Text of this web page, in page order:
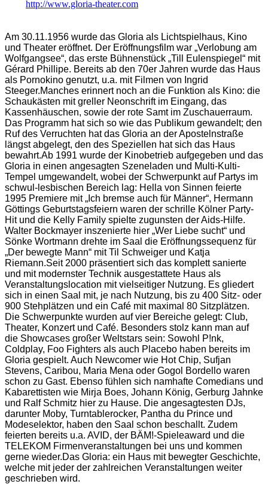
http://www.gloria-theater.com
Am 30.11.1956 wurde das Gloria als Lichtspielhaus, Kino
und Theater eröffnet. Der Eröffnungsfilm war „Verlobung am
Wolfgangsee“, das erste Bühnenstück „Till Eulenspiegel“ mit
Gérard Phillipe. Bereits ab den 70er Jahren wurde das Haus
als Pornokino genutzt, u.a. mit Filmen von Ingrid
Steeger.Manches erinnert noch an die Funktion als Kino: die
Schaukästen mit greller Neonschrift im Eingang, das
Kassenhäuschen, sowie der rote Samt im Zuschauerraum.
Das Programm hat sich so wie das Publikum gewandelt; den
Ruf des Verruchten hat das Gloria an der Apostelnstraße
längst abgelegt, den des Speziellen hat sich das Haus
bewahrt.Ab 1991 wurde der Kinobetrieb aufgegeben und das
Gloria in einen angesagten Szeneladen und Multi-Kulti-
Tempel umgewandelt, wobei der Schwerpunkt auf Partys im
schwul-lesbischen Bereich lag: Hella von Sinnen feierte
1995 Premiere mit „Ich bremse auch für Männer“, Hermann
Göttings Geburtstagsfeiern waren der schrille Kölner Party-
Hit und die Kelly Family spielte zugunsten der Aids-Hilfe.
Walter Bockmayer inszenierte hier „Wer Liebe sucht“ und
Sönke Wortmann drehte im Saal die Eröffnungssequenz für
„Der bewegte Mann“ mit Til Schweiger und Katja
Riemann.Seit 2000 präsentiert sich das komplett sanierte
und mit modernster Technik ausgestattete Haus als
Veranstaltungslocation mit vielseitiger Nutzung. Es gliedert
sich in einen Saal mit, je nach Nutzung, bis zu 400 Sitz- oder
900 Stehplätzen und ein Café mit maximal 80 Sitzplätzen.
Die Schwerpunkte wurden auf vier Bereiche gelegt: Club,
Theater, Konzert und Café. Besonders stolz kann man auf
die Showcases großer Weltstars sein: Sowohl P!nk,
Coldplay, Foo Fighters als auch Placebo haben bereits im
Gloria gespielt. Auch Newcomer wie Hot Chip, Sufjan
Stevens, Caribou, Maria Mena oder Gogol Bordello waren
schon zu Gast. Ebenso fühlen sich namhafte Comedians und
Kabarettisten wie Mirja Boes, Johann König, Gerburg Jahnke
und Ralf Schmitz hier zu Hause. Die angesagtesten DJs,
darunter Moby, Turntablerocker, Pantha du Prince und
Modeselektor, haben den Saal schon beschallt. Zudem
feierten bereits u.a. AVID, der BÄM!-Spieleaward und die
TELEKOM Firmenveranstaltungen bei uns und kommen
gerne wieder.Das Gloria: ein Haus mit bewegter Geschichte,
welche mit jeder der zahlreichen Veranstaltungen weiter
geschrieben wird.